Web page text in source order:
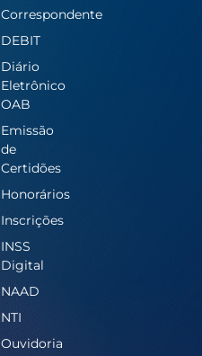
Correspondente
DEBIT
Diário
Eletrônico
OAB
Emissão
de
Certidões
Honorários
Inscrições
INSS
Digital
NAAD
NTI
Ouvidoria